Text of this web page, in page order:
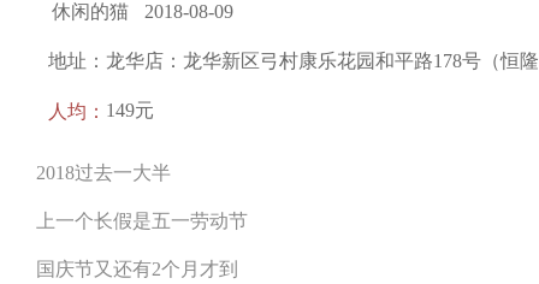
休闲的猫 2018-08-09
地址：龙华店：龙华新区弓村康乐花园和平路178号（恒
人均： 149元
2018过去一大半
上一个长假是五一劳动节
国庆节又还有2个月才到